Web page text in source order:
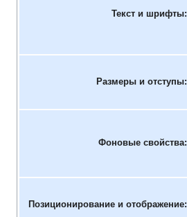
Текст и шрифты:
Размеры и отступы:
Фоновые свойства:
Позиционирование и отображение: